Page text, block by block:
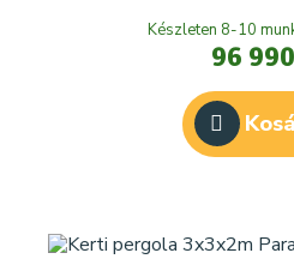
Készleten 8-10
96